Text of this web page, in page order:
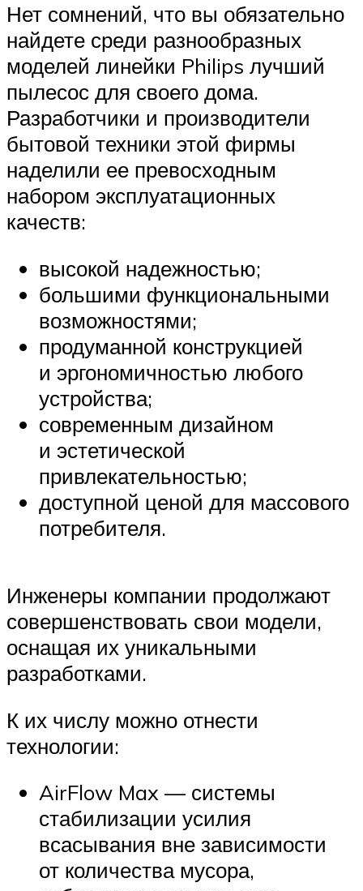
Нет сомнений, что вы обязательно
найдете среди разнообразных
моделей линейки Philips лучший
пылесос для своего дома.
Разработчики и производители
бытовой техники этой фирмы
наделили ее превосходным
набором эксплуатационных
качеств:
высокой надежностью;
большими функциональными
возможностями;
продуманной конструкцией
и эргономичностью любого
устройства;
современным дизайном
и эстетической
привлекательностью;
доступной ценой для массового
потребителя.
Инженеры компании продолжают
совершенствовать свои модели,
оснащая их уникальными
разработками.
К их числу можно отнести
технологии:
AirFlow Max — системы
стабилизации усилия
всасывания вне зависимости
от количества мусора,